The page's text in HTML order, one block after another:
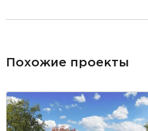
Похожие проекты